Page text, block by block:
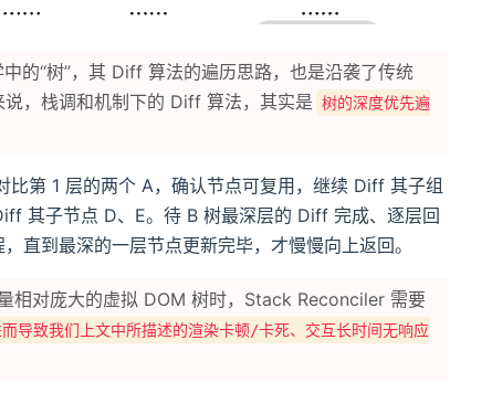
的“树”，其 Diff 算法的遍历思路，也是沿袭了传统
，栈调和机制下的 Diff 算法，其实是 树的深度优先遍
第 1 层的两个 A，确认节点可复用，继续 Diff 其子组
其子节点 D、E。待 B 树最深层的 Diff 完成、逐层回
直到最深的一层节点更新完毕，才慢慢向上返回。
相对庞大的虚拟 DOM 树时，Stack Reconciler 需要
致我们上文中所描述的渲染卡顿/卡死、交互长时间无响应